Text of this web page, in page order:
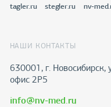
tagler.ru stegler.ru nv-
НАШИ КОНТАКТЫ
630001, г. Новосибирск,
офис 2Р5
info@nv-med.ru